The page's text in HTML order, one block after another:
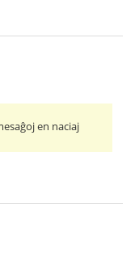
en naciaj